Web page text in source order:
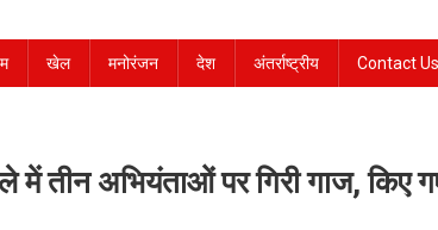
खेल मनोरंजन देश अंतर्राष्ट्रीय Contact Us
में तीन अभियंताओं पर गिरी गाज, किए